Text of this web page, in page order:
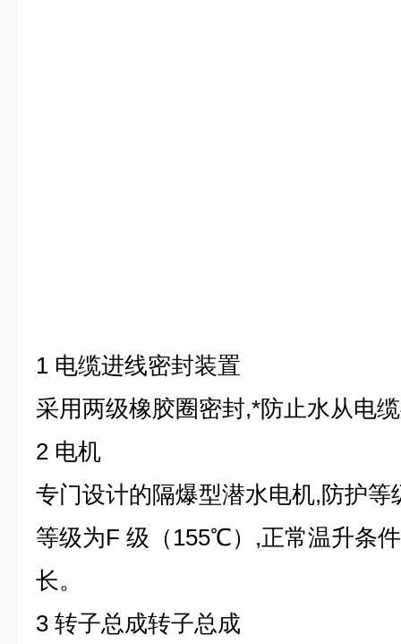
1 电缆进线密封装置
采用两级橡胶圈密封,*防止水从电
2 电机
专门设计的隔爆型潜水电机,防护等
等级为F 级（155℃）,正常温升条
长。
3 转子总成转子总成